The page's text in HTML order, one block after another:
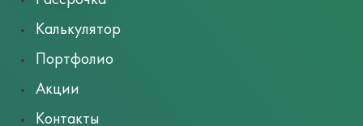
Калькулятор
Портфолио
Акции
Контакты